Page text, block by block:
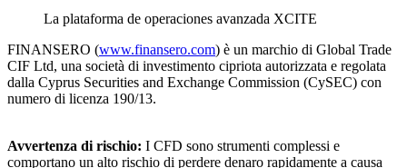
La plataforma de operaciones avanzada XCITE
FINANSERO (www.finansero.com) è un marchio di Global Trade
CIF Ltd, una società di investimento cipriota autorizzata e regolata
dalla Cyprus Securities and Exchange Commission (CySEC) con
numero di licenza 190/13.
Avvertenza di rischio: I CFD sono strumenti complessi e
comportano un alto rischio di perdere denaro rapidamente a causa